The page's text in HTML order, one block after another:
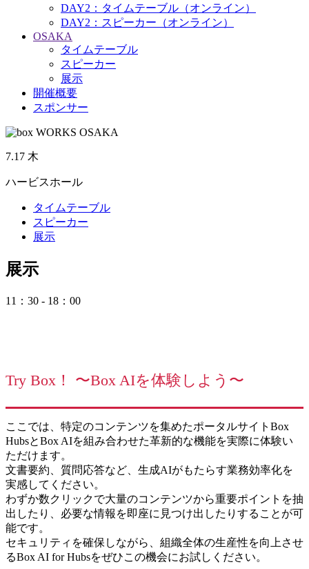
DAY2：タイムテーブル（オンライン）
DAY2：スピーカー（オンライン）
OSAKA
タイムテーブル
スピーカー
展示
開催概要
スポンサー
7.17 木
ハービスホール
タイムテーブル
スピーカー
展示
展示
11：30 - 18：00
Try Box！ 〜Box AIを体験しよう〜
ここでは、特定のコンテンツを集めたポータルサイトBox
HubsとBox AIを組み合わせた革新的な機能を実際に体験い
ただけます。
文書要約、質問応答など、生成AIがもたらす業務効率化を
実感してください。
わずか数クリックで大量のコンテンツから重要ポイントを抽
出したり、必要な情報を即座に見つけ出したりすることが可
能です。
セキュリティを確保しながら、組織全体の生産性を向上させ
るBox AI for Hubsをぜひこの機会にお試しください。